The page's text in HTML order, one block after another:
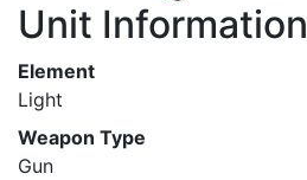
Unit Information
Element
Light
Weapon Type
Gun